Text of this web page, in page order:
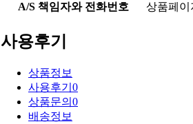
A/S 책임자와 전화번호
상품페이
사용후기
상품정보
사용후기 0
상품문의 0
배송정보